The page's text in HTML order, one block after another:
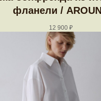
фланели /
12 900 ₽